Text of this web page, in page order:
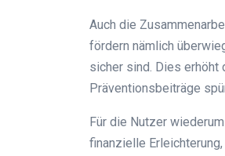
Auch die
fördern nämlich
sicher sind. Dies
Präventionsbeiträge
Für die Nutzer
finanzielle